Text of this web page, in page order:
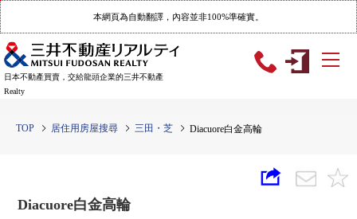
本網頁為自動翻譯，內容並非100%準確實。
日本不動產買賣，交給龍頭企業的三井不動產
Realty
TOP 居住用房屋搜尋 三田・芝 Diacuore白金高輪
Diacuore白金高輪